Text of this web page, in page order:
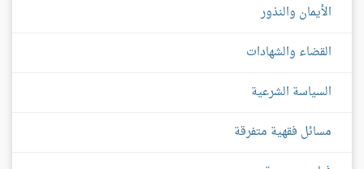
الأيمان والنذور
القضاء والشهادات
السياسة الشرعية
مسائل فقهية متفرقة